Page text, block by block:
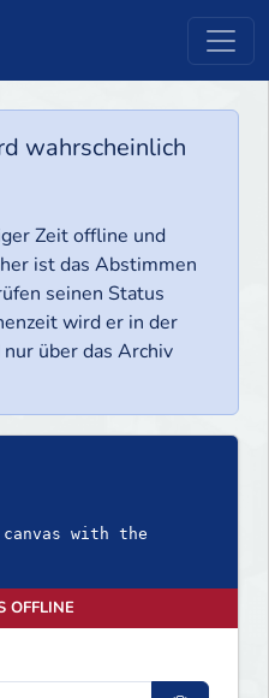
wahrscheinlich
Zeit offline und
ist das Abstimmen
seinen Status
wird er in der
über das Archiv
with the
OFFLINE